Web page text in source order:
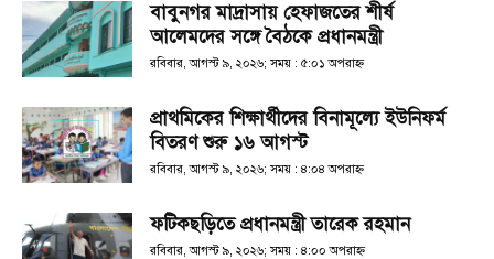
বাবুনগর মাদ্রাসায় হেফাজতের শীর্ষ
আলেমদের সঙ্গে বৈঠকে প্রধানমন্ত্রী
রবিবার, আগস্ট ৯, ২০২৬; সময় : ৫:০১ অপরাহ্ণ
প্রাথমিকের শিক্ষার্থীদের বিনামূল্যে ইউনিফর্ম
বিতরণ শুরু ১৬ আগস্ট
রবিবার, আগস্ট ৯, ২০২৬; সময় : ৪:০৪ অপরাহ্ণ
ফটিকছড়িতে প্রধানমন্ত্রী তারেক রহমান
রবিবার, আগস্ট ৯, ২০২৬; সময় : ৪:০০ অপরাহ্ণ